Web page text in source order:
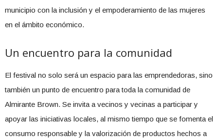
municipio con la inclusión y el empoderamiento de las mujeres
en el ámbito económico.
Un encuentro para la comunidad
El festival no solo será un espacio para las emprendedoras, sino
también un punto de encuentro para toda la comunidad de
Almirante Brown. Se invita a vecinos y vecinas a participar y
apoyar las iniciativas locales, al mismo tiempo que se fomenta el
consumo responsable y la valorización de productos hechos a